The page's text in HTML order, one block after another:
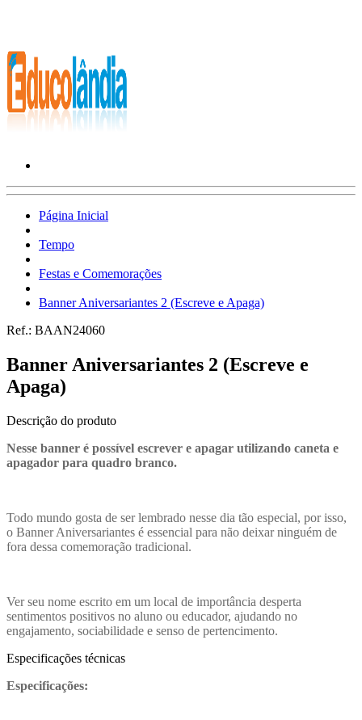
Página Inicial
Tempo
Festas e Comemorações
Banner Aniversariantes 2 (Escreve e Apaga)
Ref.: BAAN24060
Banner Aniversariantes 2 (Escreve e
Apaga)
Descrição do produto
Nesse banner é possível escrever e apagar utilizando caneta e
apagador para quadro branco.
Todo mundo gosta de ser lembrado nesse dia tão especial, por isso,
o Banner Aniversariantes é essencial para não deixar ninguém de
fora dessa comemoração tradicional.
Ver seu nome escrito em um local de importância desperta
sentimentos positivos no aluno ou educador, ajudando no
engajamento, sociabilidade e senso de pertencimento.
Especificações técnicas
Especificações: